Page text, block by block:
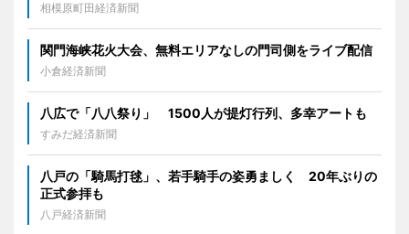
相模原町田経済新聞
関門海峡花火大会、無料エリアなしの門司側をライブ配信
小倉経済新聞
八広で「八八祭り」 1500人が提灯行列、多幸アートも
すみだ経済新聞
八戸の「騎馬打毬」、若手騎手の姿勇ましく 20年ぶりの
正式参拝も
八戸経済新聞